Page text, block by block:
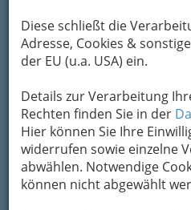
Diese schließt die
Adresse, Cookies &
der EU (u.a. USA) ein.
Details zur Verarbeitung
Rechten finden Sie in der
Hier können Sie Ihre
widerrufen sowie einzelne
abwählen. Notwendige
können nicht abgewählt
gleichmäßige
Möbeln und anderen
kompetenterLackierer.